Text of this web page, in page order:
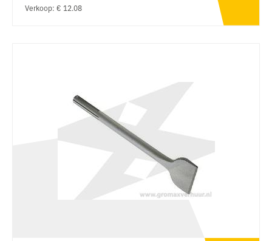
Verkoop: € 12.08